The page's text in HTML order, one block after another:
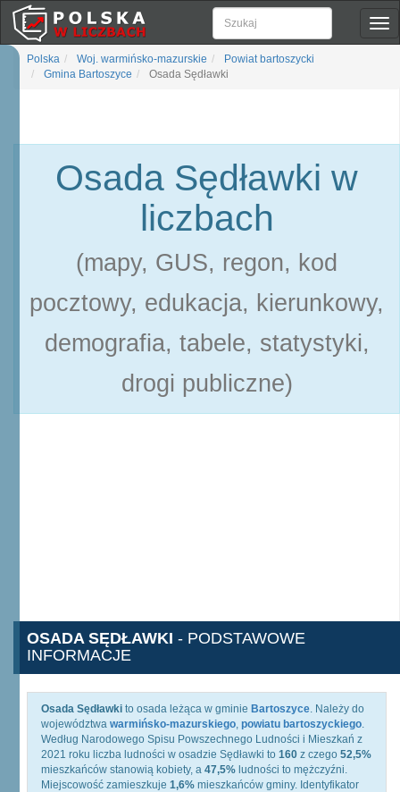
Polska Woj. warmińsko-mazurskie
Powiat bartoszycki
Gmina Bartoszyce
Osada Sędławki
Osada Sędławki w
liczbach
(mapy, GUS, regon, kod
pocztowy, edukacja, kierunkowy,
demografia, tabele, statystyki,
drogi publiczne)
OSADA SĘDŁAWKI - PODSTAWOWE
INFORMACJE
Osada Sędławki to osada leżąca w gminie Bartoszyce. Należy do
województwa warmińsko-mazurskiego, powiatu bartoszyckiego.
Według Narodowego Spisu Powszechnego Ludności i Mieszkań z
2021 roku liczba ludności w osadzie Sędławki to 160 z czego 52,5%
mieszkańców stanowią kobiety, a 47,5% ludności to mężczyźni.
Miejscowość zamieszkuje 1,6% mieszkańców gminy. Identyfikator